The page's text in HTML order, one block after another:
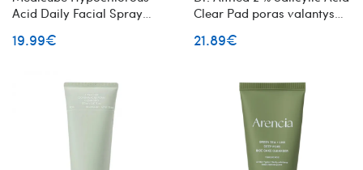
Acid Daily Facial Spray
19.99€
Clear Pad poras valantys
rūgštimi
21.89€